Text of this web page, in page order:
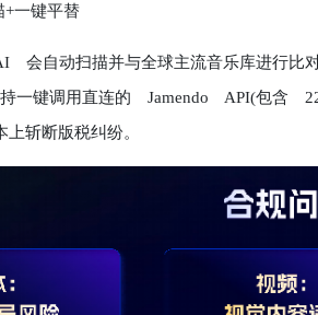
键平替
自动扫描并与全球主流音乐库进行比对
持一键调用直连的 Jamendo API(包含
斩断版税纠纷。